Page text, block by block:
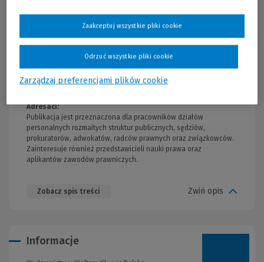
oraz literaturę prawa pracy. Czytelnik ma również możliwość
zapoznania się z oryginalną argumentacją prawniczą. W
Autorami są wybitni przedstawiciele nauki i praktyki prawa pracy
z różnych ośrodków naukowych w całym kraju.
Adresaci:
Publikacja jest przeznaczona dla pracowników działów
personalnych rozmaitych struktur publicznych, sędziów,
prokuratorów, adwokatów, radców prawnych oraz związkowców.
Zainteresuje również przedstawicieli nauki prawa oraz
aplikantów zawodów prawniczych.
Zobacz spis treści Zwiń opis
Informacje
Zarządzaj preferencjami plików cookie
Odrzuć wszystkie pliki cookie
Zaakceptuj wszystkie pliki cookie